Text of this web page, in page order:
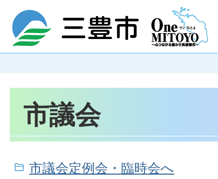
市議会
市議会定例会・臨時会へ